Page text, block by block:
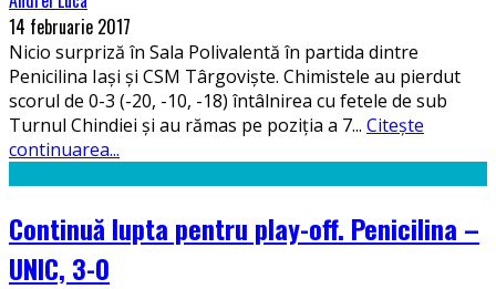
14 februarie 2017
Nicio surpriză în Sala Polivalentă în partida dintre
Penicilina Iași și CSM Târgoviște. Chimistele au pierdut
scorul de 0-3 (-20, -10, -18) întâlnirea cu fetele de sub
Turnul Chindiei și au rămas pe poziția a 7... Citește
continuarea...
Continuă lupta pentru play-off. Penicilina –
UNIC, 3-0